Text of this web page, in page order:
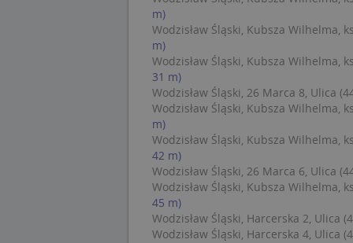
m)
Wodzisław Śląski, Kubsza Wilhelma,
m)
Wodzisław Śląski, Kubsza Wilhelma,
31 m)
Wodzisław Śląski, 26 Marca 8, Ulica
Wodzisław Śląski, Kubsza Wilhelma,
m)
Wodzisław Śląski, Kubsza Wilhelma,
42 m)
Wodzisław Śląski, 26 Marca 6, Ulica
Wodzisław Śląski, Kubsza Wilhelma,
45 m)
Wodzisław Śląski, Harcerska 2, Ulica
Wodzisław Śląski, Harcerska 4, Ulica
U
Nazwa
_ga_DEEKR6C5LV
_ga
test_cookie
Nazwa